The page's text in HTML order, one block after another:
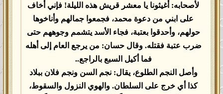
لأصحابه: أغيثونا يا معشر قريش هذه الليلة! فإني أخاف
على ابني من دعوة محمد، فجمعوا جمالهم وأناخوها
حولهم، وأحدقوا بعتبة، فجاء الأسد يتشمم وجوههم حتى
ضرب عتبة فقتله. وقال حسان: من يرجع العام إلى أهله
فما أكيل السبع بالراجع..
وأصل النجم الطلوع، يقال: نجم السن ونجم فلان ببلاد
كذا أي خرج على السلطان. والهوي النزول والسقوط،